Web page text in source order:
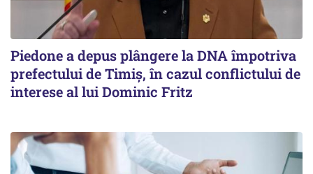
Piedone a depus plângere la DNA împotriva
prefectului de Timiș, în cazul conflictului de
interese al lui Dominic Fritz